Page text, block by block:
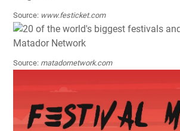
Source: www.festicket.com
Source: matadornetwork.com